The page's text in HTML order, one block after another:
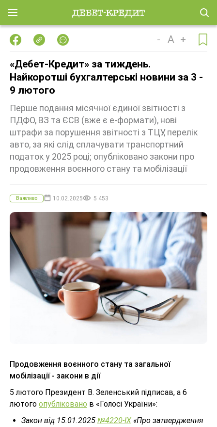
- A +
«Дебет-Кредит» за тиждень.
Найкоротші бухгалтерські новини за 3 -
9 лютого
Перше подання місячної єдиної звітності з
ПДФО, ВЗ та ЄСВ (вже є е-формати), нові
штрафи за порушення звітності з ТЦУ, перелік
авто, за які слід сплачувати транспортний
податок у 2025 році; опубліковано закони про
продовження воєнного стану та мобілізації
Важливо 10.02.2025 5 453
Продовження воєнного стану та загальної
мобілізації - закони в дії
5 лютого Президент В. Зеленський підписав, а 6
лютого опубліковано в «Голосі України»:
Закон від 15.01.2025 №4220-IX «Про затвердження